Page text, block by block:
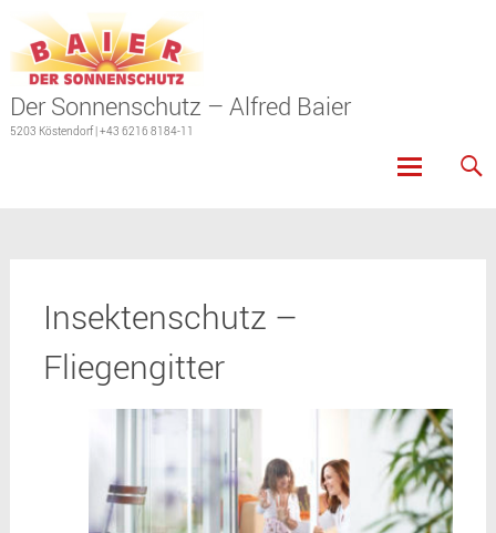
Der Sonnenschutz – Alfred Baier
5203 Köstendorf | +43 6216 8184-11
Insektenschutz –
Fliegengitter